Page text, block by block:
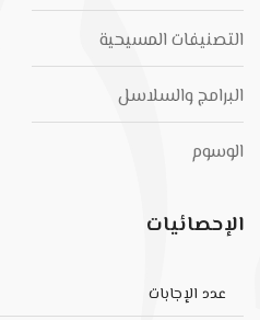
التصنيفات المسيحية
البرامج والسلاسل
الوسوم
الإحصائيات
عدد الإجابات